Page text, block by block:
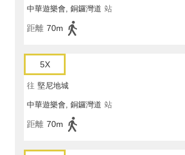
中華遊樂會, 銅鑼灣道 站
距離 70m
5X
往 堅尼地城
中華遊樂會, 銅鑼灣道 站
距離 70m